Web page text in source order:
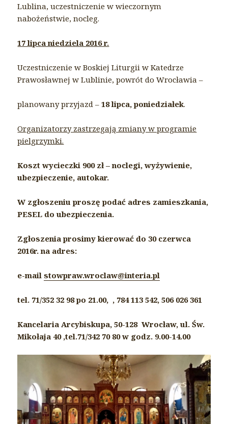
Lublina, uczestniczenie w wieczornym
nabożeństwie, nocleg.
17 lipca niedziela 2016 r.
Uczestniczenie w Boskiej Liturgii w Katedrze
Prawosławnej w Lublinie, powrót do Wrocławia –
planowany przyjazd –18 lipca, poniedziałek.
Organizatorzy zastrzegają zmiany w programie
pielgrzymki.
Koszt wycieczki 900 zł – noclegi, wyżywienie,
ubezpieczenie, autokar.
W zgłoszeniu proszę podać adres zamieszkania,
PESEL do ubezpieczenia.
Zgłoszenia prosimy kierować do 30 czerwca
2016r. na adres:
e-mailstowpraw.wroclaw@interia.pl
tel. 71/352 32 98 po 21.00, , 784 113 542, 506 026 361
Kancelaria Arcybiskupa, 50-128 Wrocław, ul. Św.
Mikołaja 40 ,tel.71/342 70 80 w godz. 9.00-14.00